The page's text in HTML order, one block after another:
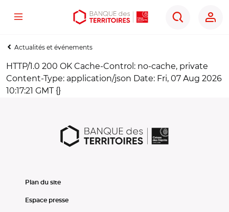
Aller
contenu
Aller
menu
Ouvrir
outils
Menu
Rechercher
Actualités et événements
HTTP/1.0 200 OK Cache-Control: no-cache, private
Content-Type: application/json Date: Fri, 07 Aug 2026
10:17:21 GMT {}
Plan du site
Espace presse